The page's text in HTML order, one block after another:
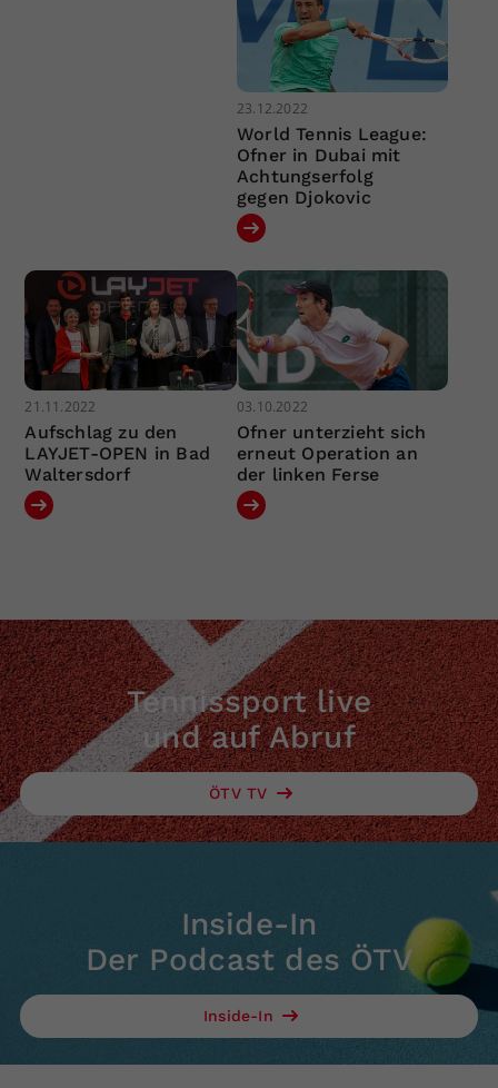
23.12.2022
World Tennis League:
Ofner in Dubai mit
Achtungserfolg
gegen Djokovic
21.11.2022
Aufschlag zu den
LAYJET-OPEN in Bad
Waltersdorf
03.10.2022
Ofner unterzieht sich
erneut Operation an
der linken Ferse
Tennissport live
und auf Abruf
ÖTV TV
Inside-In
Der Podcast des ÖTV
Inside-In